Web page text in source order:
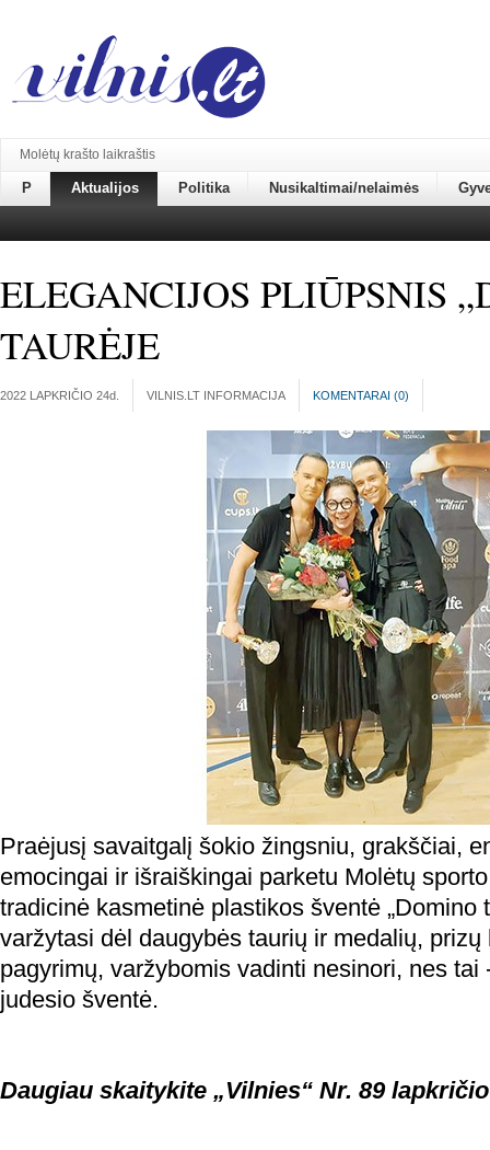
Molėtų krašto laikraštis
P Aktualijos Politika Nusikaltimai/nelaimės
ELEGANCIJOS PLIŪPSNIS
TAURĖJE
2022 LAPKRIČIO 24d. VILNIS.LT INFORMACIJA KOMENTARAI (0)
Praėjusį savaitgalį šokio žingsniu, grakščiai,
emocingai ir išraiškingai parketu Molėtų
tradicinė kasmetinė plastikos šventė „Domino
varžytasi dėl daugybės taurių ir medalių, prizų
pagyrimų, varžybomis vadinti nesinori, nes tai
judesio šventė.
Daugiau skaitykite „Vilnies“ Nr. 89